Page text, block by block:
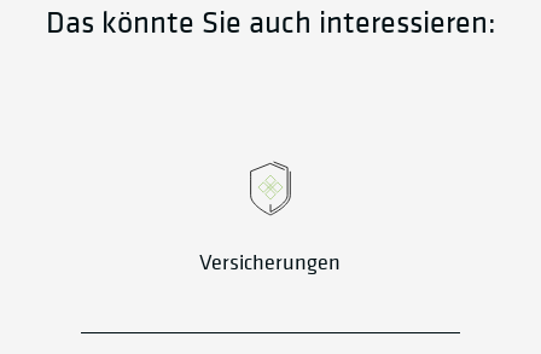
Das könnte Sie auch interessieren:
Versicherungen